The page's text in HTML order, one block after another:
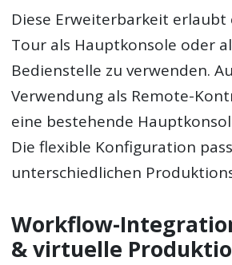
Diese Erweiterbarkeit erlaubt
Tour als Hauptkonsole oder
Bedienstelle zu verwenden.
Verwendung als Remote-
eine bestehende
Die flexible Konfiguration
unterschiedlichen
Workflow-
& virtuelle